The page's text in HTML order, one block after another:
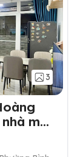
3
mới,